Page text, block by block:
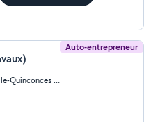
Auto-entrepreneur
Bordeaux (Hotel de Ville-Quinconces 2)